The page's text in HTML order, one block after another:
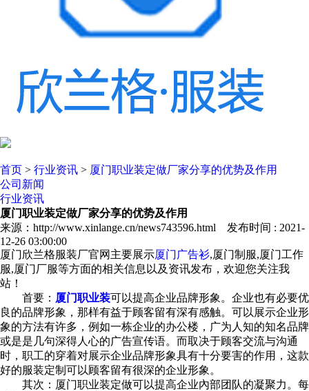
首页 > 行业资讯 > 厦门职业装定做厂家分享的优势及作用
公司新闻
行业资讯
厦门职业装定做厂家分享的优势及作用
来源：http://www.xinlange.cn/news743596.html 发布时间 : 2021-
12-26 03:00:00
厦门欣兰格服装厂官网主要展示厦门广告衫,厦门制服,厦门工作
服,厦门厂服等方面的相关信息以及资讯发布，欢迎您关注我
站！
首要： 厦门职业装可以提高企业品牌形象。企业也有必要优
良的品牌形象，那样有益于顾客留有深有感触。可以展示企业形
象的方法有许多，例如一栋企业的办公楼，广为人知的知名品牌
或是是几句深得人心的广告宣传语。而取决于顾客交流与沟通
时，职工的穿着对展示企业品牌形象具有十分要害的作用，这款
好的服装定制可以顾客留有很深的企业形象。
其次：厦门职业装定做可以提高企业內部团队的凝聚力。每